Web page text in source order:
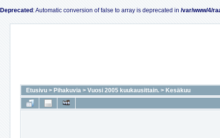
Deprecated : Automatic conversion of false to array is deprecated in /var/www/4/
Etusivu > Pihakuvia > Vuosi 2005 kuukausittain. > Kesäkuu